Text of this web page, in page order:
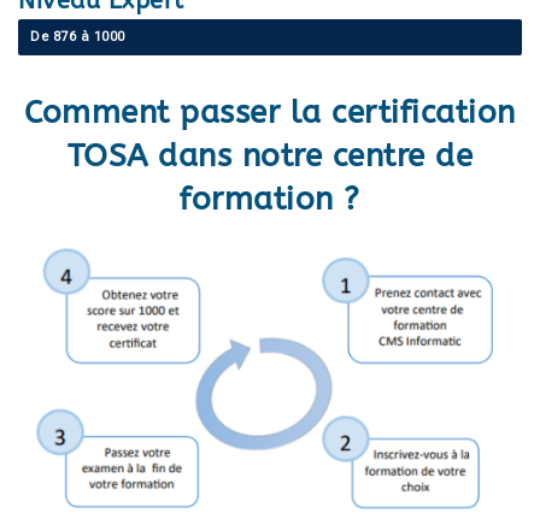
De 876 à 1000
Comment passer la certification
TOSA dans notre centre de
formation ?